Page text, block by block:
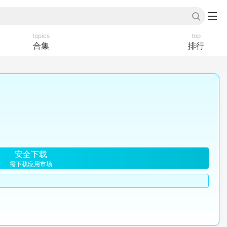
topics
合集
top
排行
安全下载
需下载应用市场